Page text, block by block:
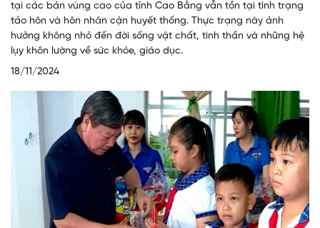
tại các bản vùng cao của tỉnh Cao Bằng vẫn tồn tại tình trạng
tảo hôn và hôn nhân cận huyết thống. Thực trạng này ảnh
hưởng không nhỏ đến đời sống vật chất, tinh thần và những hệ
lụy khôn lường về sức khỏe, giáo dục.
18/11/2024